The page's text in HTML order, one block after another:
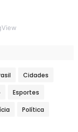
Cidades
Esportes
Política